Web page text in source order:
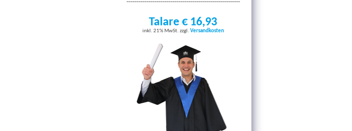
---------------------------------------------------------
Talare € 16,93
inkl. 21% MwSt. zzgl. Versandkosten